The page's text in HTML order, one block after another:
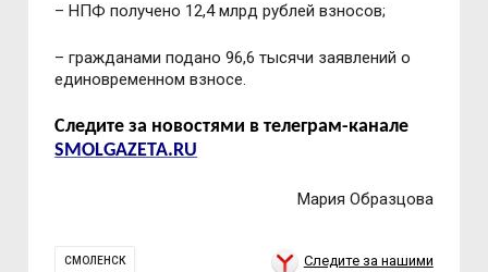
– НПФ получено 12,4 млрд рублей взносов;
– гражданами подано 96,6 тысячи заявлений о
единовременном взносе.
Следите за новостями в телеграм-канале
SMOLGAZETA.RU
Мария Образцова
СМОЛЕНСК
Следите за нашими